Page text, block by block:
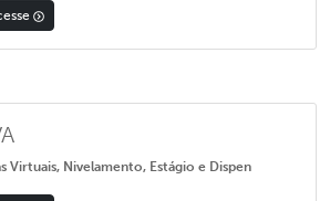
Virtuais, Nivelamento, Estágio e Dispen